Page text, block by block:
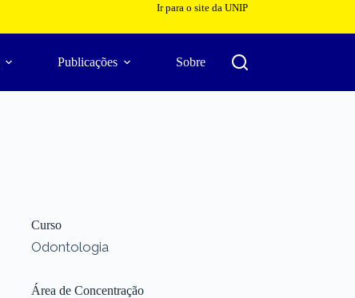
Ir para o site da UNIP
Publicações Sobre
Curso
Odontologia
Área de Concentração